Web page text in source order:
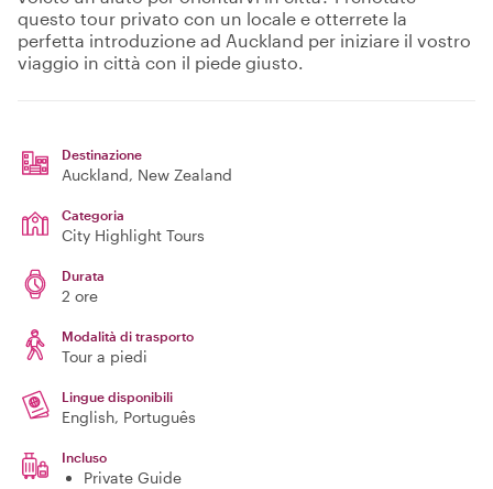
questo tour privato con un locale e otterrete la
perfetta introduzione ad Auckland per iniziare il vostro
viaggio in città con il piede giusto.
Destinazione
Auckland, New Zealand
Categoria
City Highlight Tours
Durata
2 ore
Modalità di trasporto
Tour a piedi
Lingue disponibili
English, Português
Incluso
Private Guide